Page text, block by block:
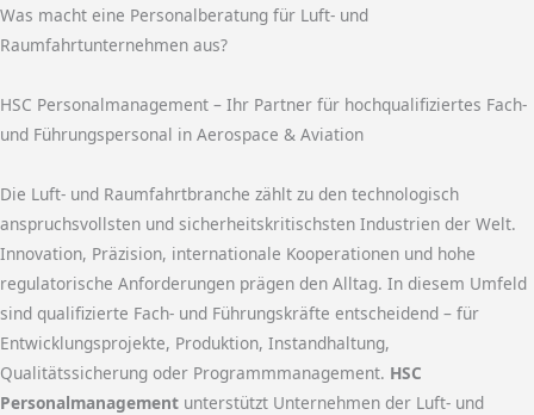
Was macht eine Personalberatung für Luft- und
Raumfahrtunternehmen aus?
HSC Personalmanagement – Ihr Partner für hochqualifiziertes Fach-
und Führungspersonal in Aerospace & Aviation
Die Luft- und Raumfahrtbranche zählt zu den technologisch
anspruchsvollsten und sicherheitskritischsten Industrien der Welt.
Innovation, Präzision, internationale Kooperationen und hohe
regulatorische Anforderungen prägen den Alltag. In diesem Umfeld
sind qualifizierte Fach- und Führungskräfte entscheidend – für
Entwicklungsprojekte, Produktion, Instandhaltung,
Qualitätssicherung oder Programmmanagement. HSC
Personalmanagement unterstützt Unternehmen der Luft- und